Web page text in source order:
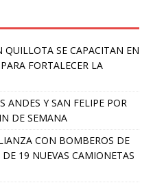
QUILLOTA SE CAPACITAN EN
FORTALECER LA
ANDES Y SAN FELIPE POR
DE SEMANA
CON BOMBEROS DE
19 NUEVAS CAMIONETAS